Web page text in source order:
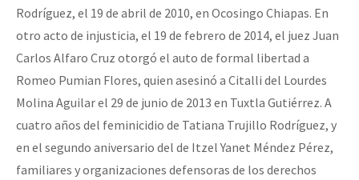
Rodríguez, el 19 de abril de 2010, en Ocosingo Chiapas. En
otro acto de injusticia, el 19 de febrero de 2014, el juez Juan
Carlos Alfaro Cruz otorgó el auto de formal libertad a
Romeo Pumian Flores, quien asesinó a Citalli del Lourdes
Molina Aguilar el 29 de junio de 2013 en Tuxtla Gutiérrez. A
cuatro años del feminicidio de Tatiana Trujillo Rodríguez, y
en el segundo aniversario del de Itzel Yanet Méndez Pérez,
familiares y organizaciones defensoras de los derechos